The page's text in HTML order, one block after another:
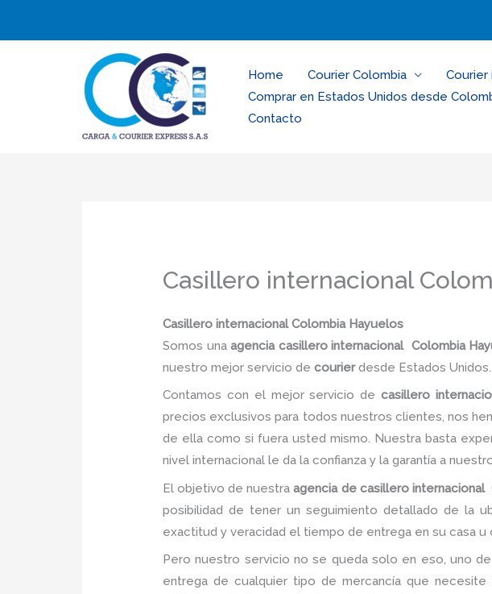
Home Courier Colombia Courier
Comprar en Estados Unidos desde
Contacto
Casillero internacional
Casillero internacional Colombia Hayuelos
Somos unaagencia casillero internacional Colombia
nuestro mejor servicio de courierdesde Estados Unidos.
Contamos con el mejor servicio de casillero
precios exclusivos para todos nuestros clientes, nos
de ella como si fuera usted mismo. Nuestra basta
nivel internacional le da la confianza y la garantía a
El objetivo de nuestraagencia de casillero internacional
posibilidad de tener un seguimiento detallado de la
exactitud y veracidad el tiempo de entrega en su casa u
Pero nuestro servicio no se queda solo en eso, uno
entrega de cualquier tipo de mercancía que